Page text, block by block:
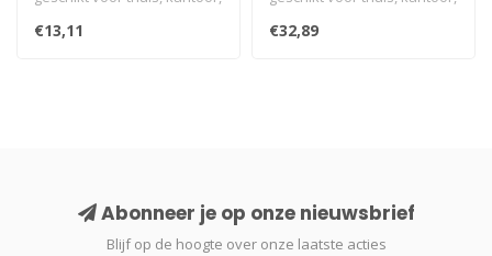
winkel of in de horeca waar
€13,11
winkel of in de horeca waar
€32,89
Abonneer je op onze nieuwsbrief
Blijf op de hoogte over onze laatste acties